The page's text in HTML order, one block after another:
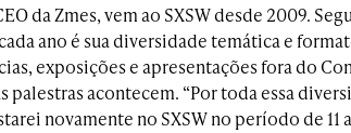
da Zmes, vem ao SXSW desde 2009.
ano é sua diversidade temática e
exposições e apresentações fora do
palestras acontecem. “Por toda essa
novamente no SXSW no período de 11